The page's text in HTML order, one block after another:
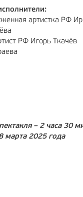
артистка РФ
РФ Игорь Ткачёв
– 2 часа 30
марта 2025 года